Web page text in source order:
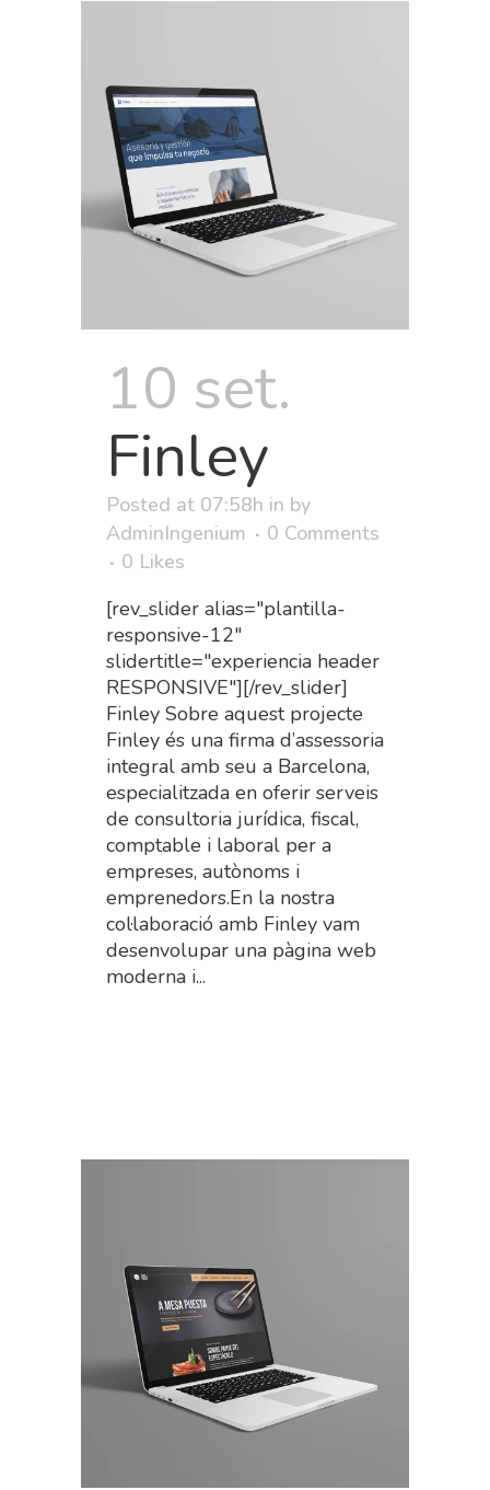
10 set.
Finley
Posted at 07:58h in by
AdminIngenium
0 Comments
0 Likes
[rev_slider alias="plantilla-
responsive-12"
slidertitle="experiencia header
RESPONSIVE"][/rev_slider]
Finley Sobre aquest projecte
Finley és una firma d’assessoria
integral amb seu a Barcelona,
especialitzada en oferir serveis
de consultoria jurídica, fiscal,
comptable i laboral per a
empreses, autònoms i
emprenedors.En la nostra
col·laboració amb Finley vam
desenvolupar una pàgina web
moderna i...